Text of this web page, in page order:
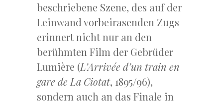
beschriebene Szene, des auf der
Leinwand vorbeirasenden Zugs
erinnert nicht nur an den
berühmten Film der Gebrüder
Lumière (L’Arrivée d’un train en
gare de La Ciotat, 1895/96),
sondern auch an das Finale in